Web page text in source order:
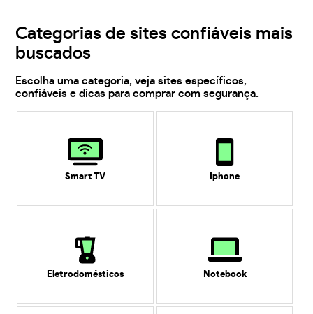
Categorias de sites confiáveis mais
buscados
Escolha uma categoria, veja sites específicos,
confiáveis e dicas para comprar com segurança.
Smart TV Iphone
Eletrodomésticos Notebook